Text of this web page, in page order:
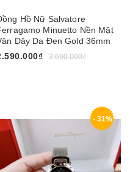
Hồ Nữ Salvatore
Minuetto Nền Mặt
Dây Da Đen Gold 36mm
3.690.000₫
- 31%